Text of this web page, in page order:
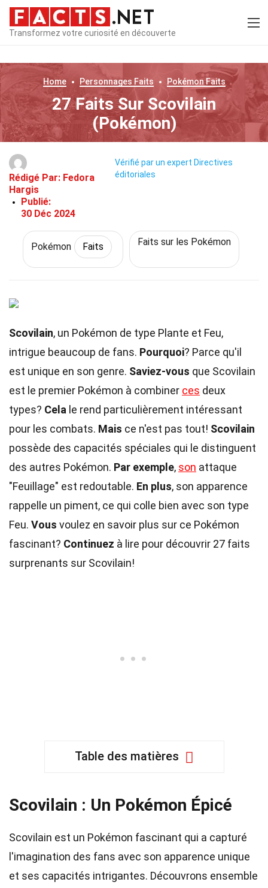
Transformez votre curiosité en découverte
Home Personnages Faits PokémonFaits
27 Faits Sur Scovilain
(Pokémon)
Rédigé Par: Fedora
Hargis
Publié:
30 Déc 2024
Vérifié par un expert Directives
éditoriales
Pokémon Faits Faits sur les Pokémon
Scovilain, un Pokémon de type Plante et Feu,
intrigue beaucoup de fans. Pourquoi? Parce qu'il
est unique en son genre. Saviez-vous que Scovilain
est le premier Pokémon à combiner ces deux
types? Cela le rend particulièrement intéressant
pour les combats. Mais ce n'est pas tout! Scovilain
possède des capacités spéciales qui le distinguent
des autres Pokémon. Par exemple, son attaque
"Feuillage" est redoutable. En plus, son apparence
rappelle un piment, ce qui colle bien avec son type
Feu. Vous voulez en savoir plus sur ce Pokémon
fascinant? Continuez à lire pour découvrir 27 faits
surprenants sur Scovilain!
Table des matières
Scovilain : Un Pokémon Épicé
Scovilain est un Pokémon fascinant qui a capturé
l'imagination des fans avec son apparence unique
et ses capacités intrigantes. Découvrons ensemble